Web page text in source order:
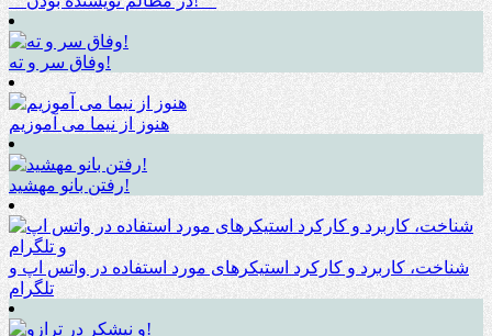
وفاق سر و ته!
هنوز از نیما می آموزیم
رفتن بانو مهشید!
شناخت، کاربرد و کارکرد استیکرهای مورد استفاده در واتس اپ و
تلگرام